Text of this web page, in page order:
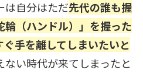
は自分はただ先代の誰も握
（ハンドル）」を握った
手を離してしまいたいと
い時代が来てしまったと